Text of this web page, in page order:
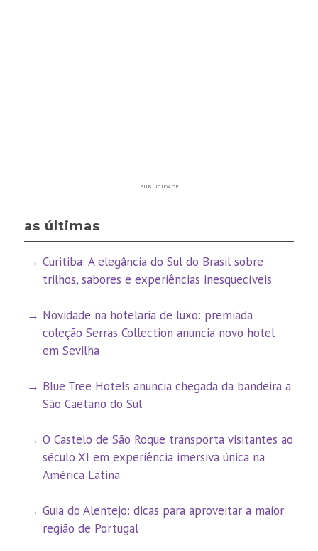
PUBLICIDADE
as últimas
Curitiba: A elegância do Sul do Brasil sobre
trilhos, sabores e experiências inesquecíveis
Novidade na hotelaria de luxo: premiada
coleção Serras Collection anuncia novo hotel
em Sevilha
Blue Tree Hotels anuncia chegada da bandeira a
São Caetano do Sul
O Castelo de São Roque transporta visitantes ao
século XI em experiência imersiva única na
América Latina
Guia do Alentejo: dicas para aproveitar a maior
região de Portugal